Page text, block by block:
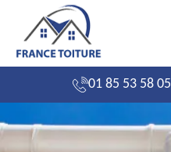
01 85 53 58 05